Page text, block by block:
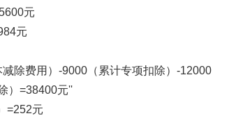
元
元
除费用）-9000（累计专项扣除）-12000
）=38400元''
=252元